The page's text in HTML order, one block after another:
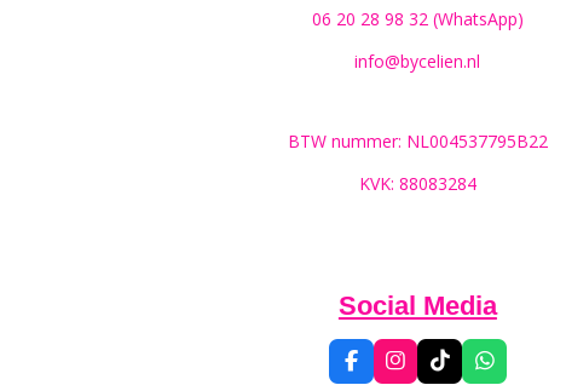
06 20 28 98 32 (WhatsApp)
info@bycelien.nl
BTW nummer: NL004537795B22
KVK: 88083284
Social Media
F
I
T
W